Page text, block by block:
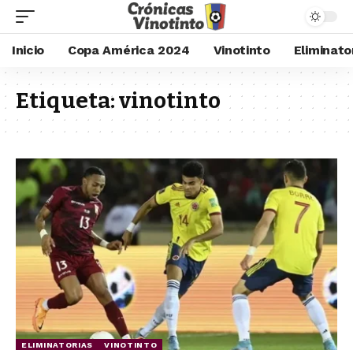
Inicio Copa América 2024 Vinotinto
Etiqueta:vinotinto
ELIMINATORIAS VINOTINTO